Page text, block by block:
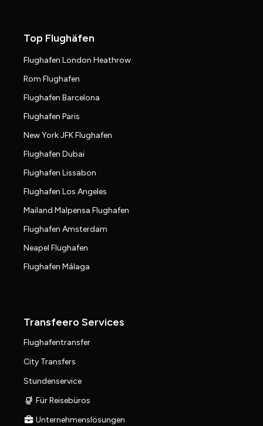
Top Flughäfen
Flughafen London Heathrow
Rom Flughafen
Flughafen Barcelona
Flughafen Paris
New York JFK Flughafen
Flughafen Dubai
Flughafen Lissabon
Flughafen Los Angeles
Mailand Malpensa Flughafen
Flughafen Amsterdam
Neapel Flughafen
Flughafen Málaga
Transfeero Services
Flughafentransfer
City Transfers
Stundenservice
Für Reisebüros
Unternehmenslösungen